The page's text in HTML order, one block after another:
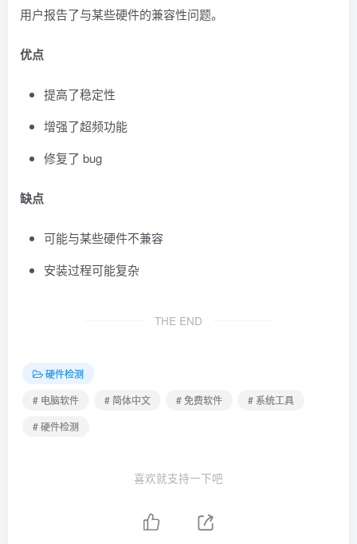
用户报告了与某些硬件的兼容性问题。
优点
提高了稳定性
增强了超频功能
修复了 bug
缺点
可能与某些硬件不兼容
安装过程可能复杂
THE END
硬件检测
# 电脑软件
# 简体中文 # 免费软件
# 系统工具
# 硬件检测
喜欢就支持一下吧